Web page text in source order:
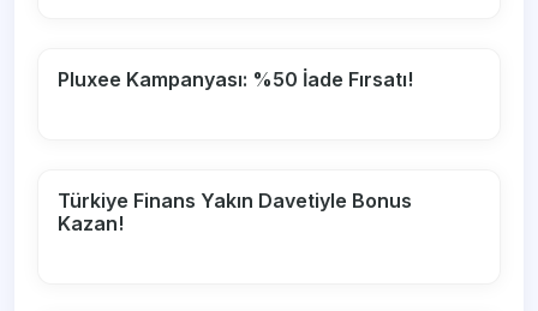
Pluxee Kampanyası: %50 İade Fırsatı!
Türkiye Finans Yakın Davetiyle Bonus
Kazan!